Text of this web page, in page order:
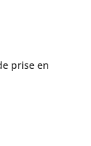
prise en